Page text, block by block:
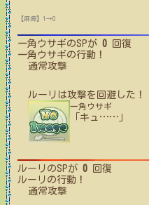
【麻痺】1→0
一角ウサギのSPが 0 回復
一角ウサギの行動！
通常攻撃
ルーリ は攻撃を回避した！
一角ウサギ
「キュ ……
ルーリ のSPが 0 回復
ルーリ の行動！
通常攻撃